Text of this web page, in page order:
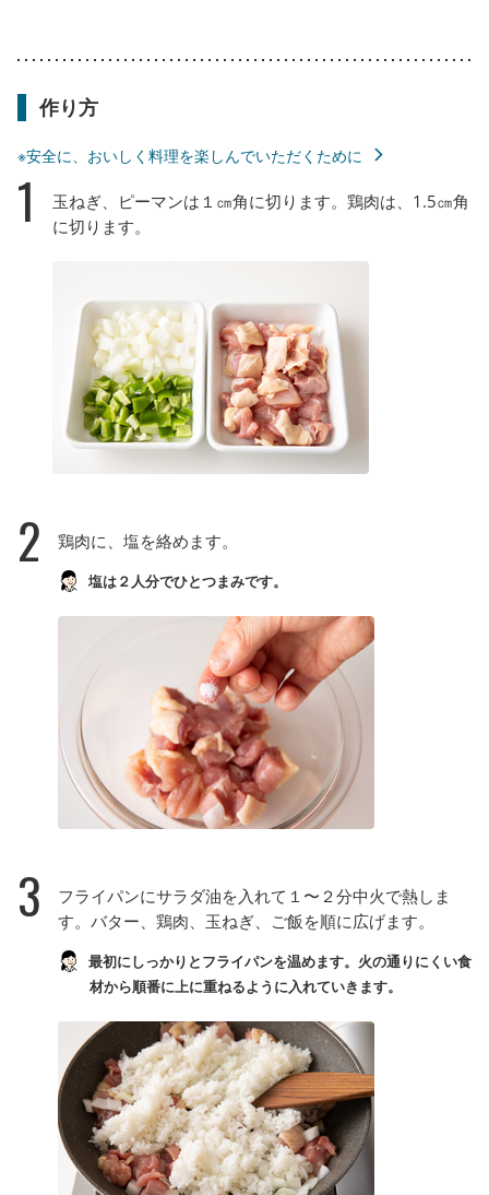
作り方
※安全に、おいしく料理を楽しんでいただくために
1
玉ねぎ、ピーマンは１㎝角に切ります。鶏肉は、1.5㎝角
に切ります。
2 鶏肉に、塩を絡めます。
塩は２人分でひとつまみです。
3
フライパンにサラダ油を入れて１〜２分中火で熱しま
す。バター、鶏肉、玉ねぎ、ご飯を順に広げます。
最初にしっかりとフライパンを温めます。火の通りにくい食
材から順番に上に重ねるように入れていきます。